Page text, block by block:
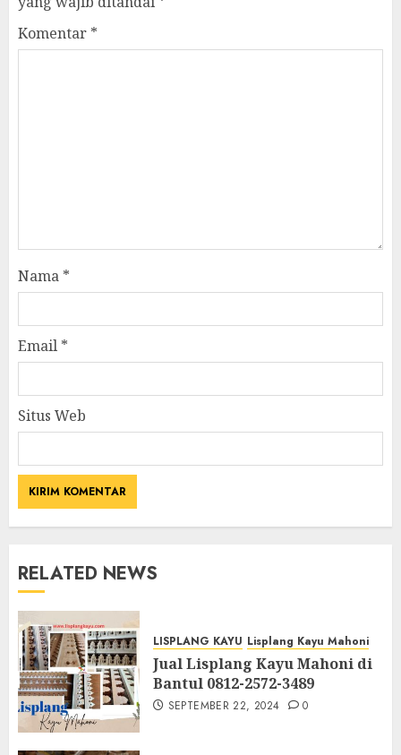
Komentar *
Nama *
Email *
Situs Web
RELATED NEWS
LISPLANG KAYU Lisplang Kayu Mahoni
Jual Lisplang Kayu Mahoni di
Bantul 0812-2572-3489
SEPTEMBER 22, 2024 0